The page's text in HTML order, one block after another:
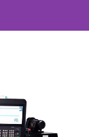
con el
y